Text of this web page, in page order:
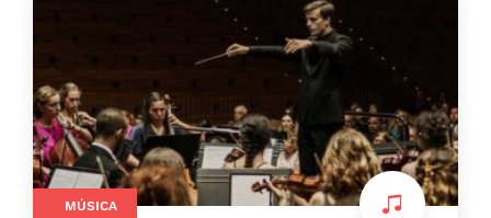
MÚSICA